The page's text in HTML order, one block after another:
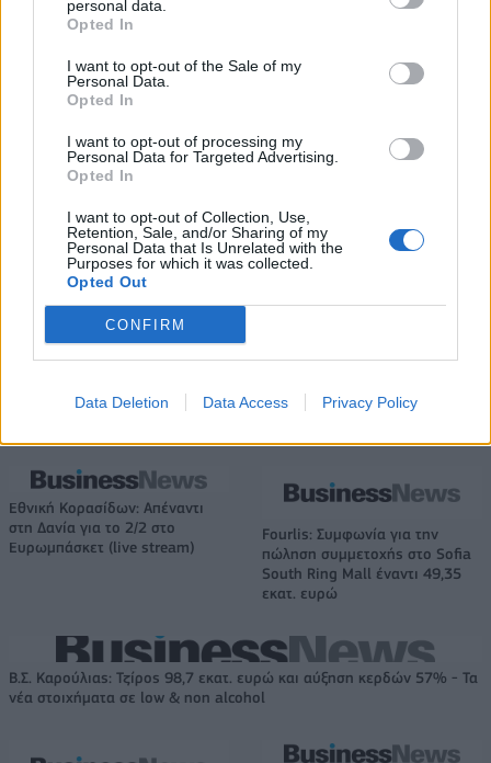
personal data.
Opted In
I want to opt-out of the Sale of my
Personal Data.
Opted In
I want to opt-out of processing my
Personal Data for Targeted Advertising.
Opted In
I want to opt-out of Collection, Use,
Retention, Sale, and/or Sharing of my
Personal Data that Is Unrelated with the
Purposes for which it was collected.
Opted Out
CONFIRM
Data Deletion Data Access Privacy Policy
Εθνική Παίδων: Κόντρα στο Ισραήλ για την πρώτη νίκη στο
Εθνική Κορασίδων: Απέναντι
στη Δανία για το 2/2 στο
Ευρωμπάσκετ (live stream)
Fourlis: Συμφωνία για την
πώληση συμμετοχής στο Sofia
South Ring Mall έναντι 49,35
εκατ. ευρώ
Β.Σ. Καρούλιας: Τζίρος 98,7 εκατ. ευρώ και αύξηση κερδών 57% - Τα
νέα στοιχήματα σε low & non alcohol